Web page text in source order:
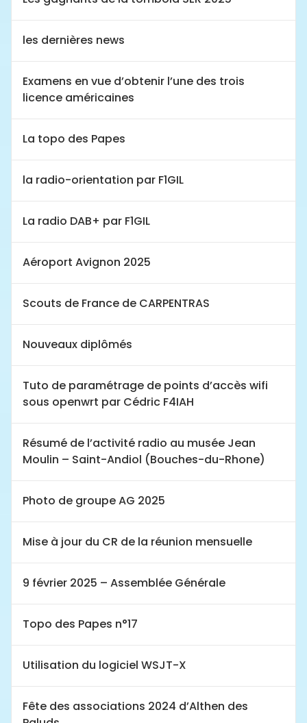
les dernières news
Examens en vue d’obtenir l’une des trois
licence américaines
La topo des Papes
la radio-orientation par F1GIL
La radio DAB+ par F1GIL
Aéroport Avignon 2025
Scouts de France de CARPENTRAS
Nouveaux diplômés
Tuto de paramétrage de points d’accès wifi
sous openwrt par Cédric F4IAH
Résumé de l’activité radio au musée Jean
Moulin – Saint-Andiol (Bouches-du-Rhone)
Photo de groupe AG 2025
Mise à jour du CR de la réunion mensuelle
9 février 2025 – Assemblée Générale
Topo des Papes n°17
Utilisation du logiciel WSJT-X
Fête des associations 2024 d’Althen des